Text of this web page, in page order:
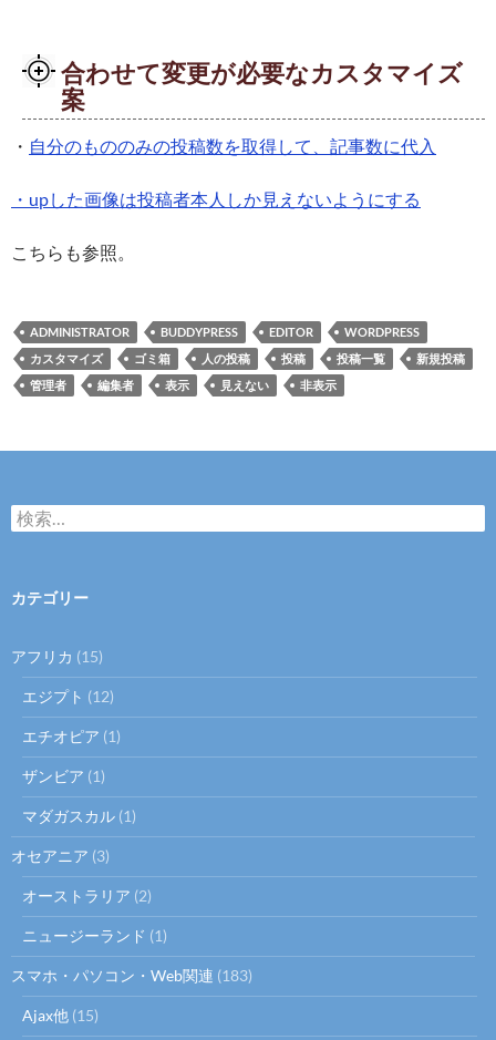
合わせて変更が必要なカスタマイズ
案
・ 自分のもののみの投稿数を取得して、記事数に代入
・upした画像は投稿者本人しか見えないようにする
こちらも参照。
ADMINISTRATOR BUDDYPRESS EDITOR
WORDPRESS
カスタマイズ
ゴミ箱 人の投稿 投稿 投稿一覧
新規投稿
管理者
編集者 表示 見えない 非表示
検
索:
カテゴリー
アフリカ (15)
エジプト (12)
エチオピア (1)
ザンビア (1)
マダガスカル (1)
オセアニア (3)
オーストラリア (2)
ニュージーランド (1)
スマホ・パソコン・Web関連 (183)
Ajax他 (15)